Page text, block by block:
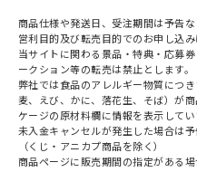
商品仕様や発送日、受注期間は予告な
営利目的及び転売目的でのお申し込み
当サイトに関わる景品・特典・応募
ークション等の転売は禁止とします。
弊社では食品のアレルギー物質につ
麦、えび、かに、落花生、そば）が
ケージの原材料欄に情報を表示してい
未入金キャンセルが発生した場合は
（くじ・アニカプ商品を除く）
商品ページに販売期間の指定がある